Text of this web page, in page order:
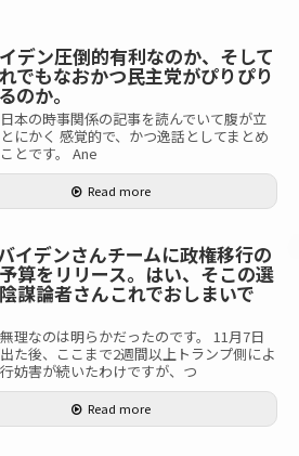
デン圧倒的有利なのか、そして
でもなおかつ民主党がぴりぴり
のか。
本の時事関係の記事を読んでいて腹が立
にかく 感覚的で、かつ逸話としてまとめ
とです。 Ane
Read more
イデンさんチームに政権移行の
算をリリース。はい、そこの選
謀論者さんこれでおしまいで
理なのは明らかだったのです。 11月7日
た後、ここまで2週間以上トランプ側によ
妨害が続いたわけですが、つ
Read more